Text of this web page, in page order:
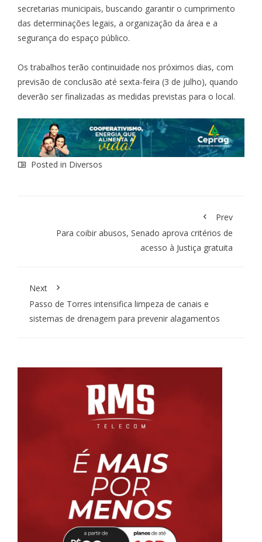
secretarias municipais, buscando garantir o cumprimento
das determinações legais, a organização da área e a
segurança do espaço público.
Os trabalhos terão continuidade nos próximos dias, com
previsão de conclusão até sexta-feira (3 de julho), quando
deverão ser finalizadas as medidas previstas para o local.
Posted in Diversos
Prev
Para coibir abusos, Senado aprova critérios de
acesso à Justiça gratuita
Next
Passo de Torres intensifica limpeza de canais e
sistemas de drenagem para prevenir alagamentos